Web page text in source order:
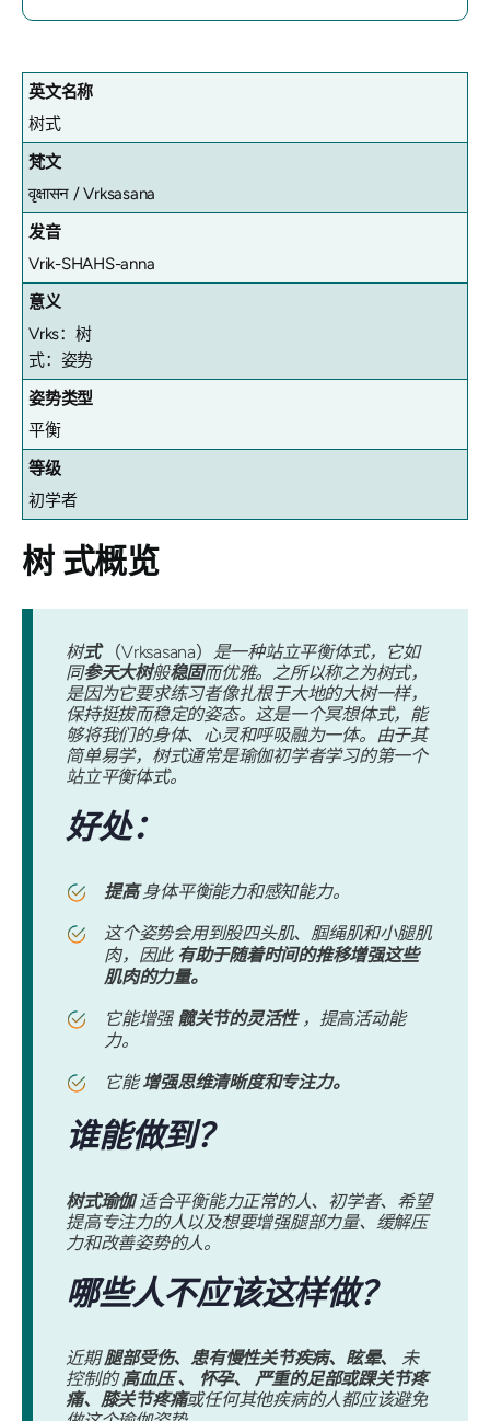
英文名称
树式
梵文
वृक्षासन /Vrksasana
发音
Vrik-SHAHS-anna
意义
Vrks：树
式：姿势
姿势类型
平衡
等级
初学者
树式概览
树式 （Vrksasana） 是一种站立平衡体式，它如
同参天大树般稳固而优雅。之所以称之为树式，
是因为它要求练习者像扎根于大地的大树一样，
保持挺拔而稳定的姿态。这是一个冥想体式，能
够将我们的身体、心灵和呼吸融为一体。由于其
简单易学，树式通常是瑜伽初学者学习的第一个
站立平衡体式。
好处：
提高身体平衡能力和感知能力。
这个姿势会用到股四头肌、腘绳肌和小腿肌
肉，因此 有助于随着时间的推移增强这些
肌肉的力量。
它能增强 髋关节的灵活性，提高活动能
力。
它能增强思维清晰度和专注力。
谁能做到？
树式瑜伽适合平衡能力正常的人、初学者、希望
提高专注力的人以及想要增强腿部力量、缓解压
力和改善姿势的人。
哪些人不应该这样做？
近期腿部受伤、患有慢性关节疾病、眩晕、 未
控制的高血压 、 怀孕、
严重的足部或踝关节疼
痛、膝关节疼痛或任何其他疾病的人都应该避免